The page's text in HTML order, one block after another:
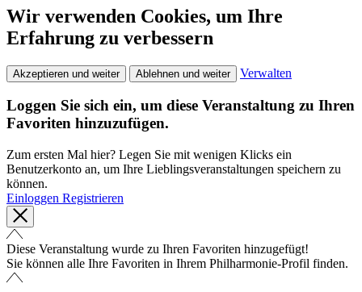
Wir verwenden Cookies, um Ihre
Erfahrung zu verbessern
Akzeptieren und weiter Ablehnen und weiter Verwalten
Loggen Sie sich ein, um diese Veranstaltung zu Ihren
Favoriten hinzuzufügen.
Zum ersten Mal hier? Legen Sie mit wenigen Klicks ein
Benutzerkonto an, um Ihre Lieblingsveranstaltungen speichern zu
können.
Einloggen Registrieren
Diese Veranstaltung wurde zu Ihren Favoriten hinzugefügt!
Sie können alle Ihre Favoriten in Ihrem Philharmonie-Profil finden.